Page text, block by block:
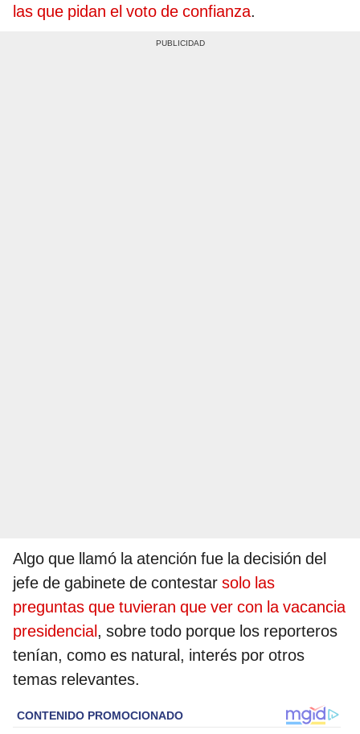
las que pidan el voto de confianza.
Algo que llamó la atención fue la decisión del
jefe de gabinete de contestar solo las
preguntas que tuvieran que ver con la vacancia
presidencial, sobre todo porque los reporteros
tenían, como es natural, interés por otros
temas relevantes.